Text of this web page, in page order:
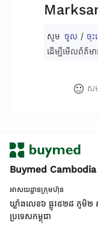
សូម ចូល / ចុះ
ដើម្បីមើលព័ត៌
ស
Buymed Cambodia
អាសយដ្ឋានក្រុមហ៊ុន
ឃ្លាំងលេខ៦ ផ្លូវ៥២៨ ភូមិ
ប្រទេសកម្ពុជា